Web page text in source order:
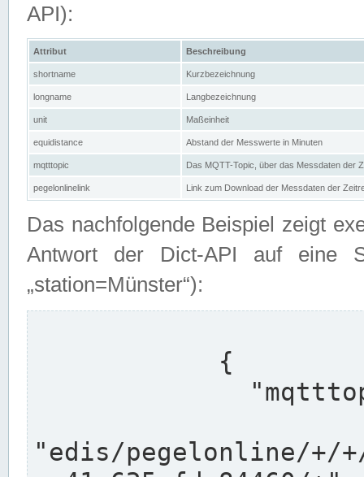
API):
Attribut Beschreibung
shortname Kurzbezeichnung
longname Langbezeichnung
unit Maßeinheit
equidistance Abstand der Messwerte in Minuten
mqtttopic Das MQTT-Topic, über das Messdaten der
pegelonlinelink Link zum Download der Messdaten der
Das nachfolgende Beispiel zeigt
Antwort der Dict-API auf eine
„station=Münster“):
"edis/pegelonline/+/